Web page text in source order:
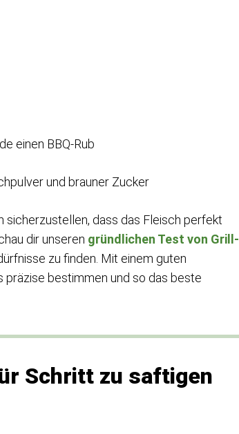
einen BBQ-Rub
und brauner Zucker
sicherzustellen, dass das Fleisch perfekt
dir unseren gründlichen Test von Grill-
zu finden. Mit einem guten
präzise bestimmen und so das beste
Schritt zu saftigen